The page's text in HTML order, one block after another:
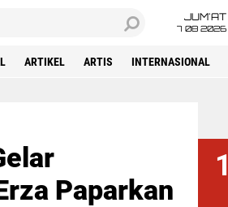
JUM'AT
7 08 2026
ARTIKEL ARTIS INTERNASIONAL
Paparkan